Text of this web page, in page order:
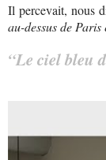
Il percevait, nous
au-dessus de
“Le ciel bleu